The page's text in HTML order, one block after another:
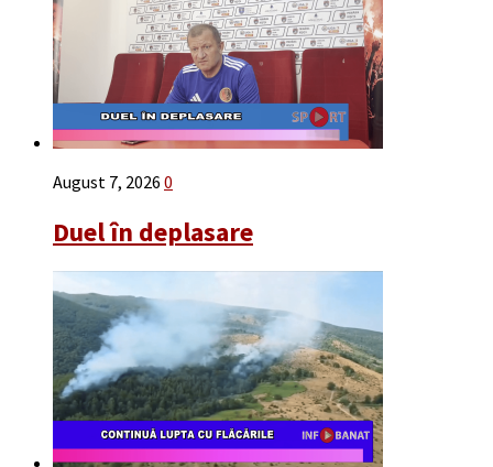
August 7, 2026 0
Duel în deplasare